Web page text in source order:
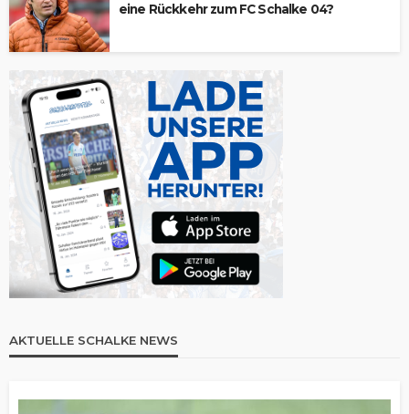
eine Rückkehr zum FC Schalke 04?
AKTUELLE SCHALKE NEWS